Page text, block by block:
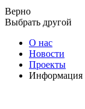
Верно
Выбрать другой
О нас
Новости
Проекты
Информация